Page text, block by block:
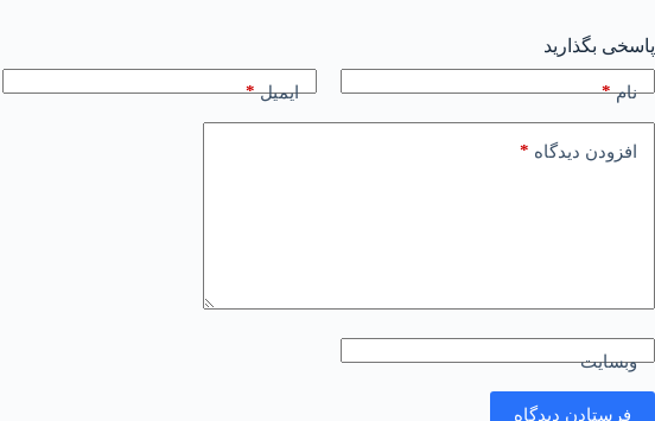
پاسخی بگذارید
نام* ایمیل*
افزودن دیدگاه *
وبسایت
فرستادن دیدگاه